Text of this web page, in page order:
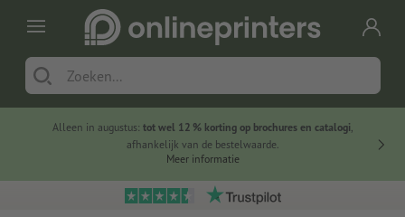
Alleen in augustus: tot wel 12 % korting op brochures en catalogi,
afhankelijk van de bestelwaarde.
Meer informatie